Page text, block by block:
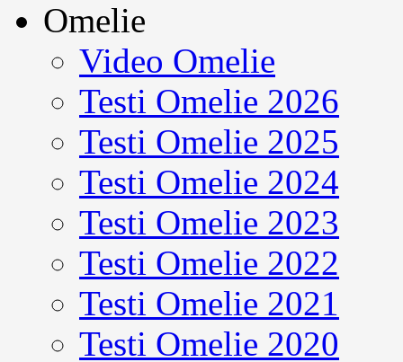
Omelie
Video Omelie
Testi Omelie 2026
Testi Omelie 2025
Testi Omelie 2024
Testi Omelie 2023
Testi Omelie 2022
Testi Omelie 2021
Testi Omelie 2020